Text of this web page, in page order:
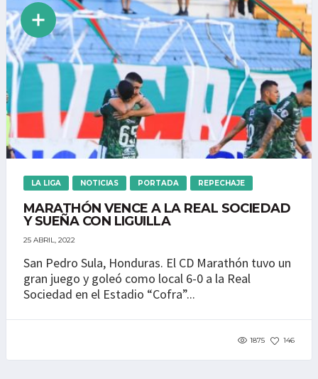
LA LIGA NOTICIAS PORTADA REPECHAJE
MARATHÓN VENCE A LA REAL SOCIEDAD
Y SUEÑA CON LIGUILLA
25 ABRIL, 2022
San Pedro Sula, Honduras. El CD Marathón tuvo un
gran juego y goleó como local 6-0 a la Real
Sociedad en el Estadio “Cofra”...
1875 146